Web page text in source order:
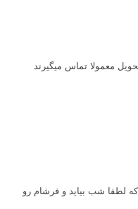
معمولا تماس میگیرند
لطفا شب بیاید و فرشام رو